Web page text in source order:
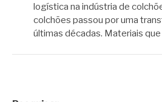
logística na indústria de
colchões passou por uma
últimas décadas. Materiais